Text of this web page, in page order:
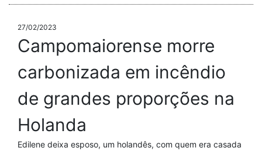
27/02/2023
Campomaiorense morre
carbonizada em incêndio
de grandes proporções na
Holanda
Edilene deixa esposo, um holandês, com quem era casada